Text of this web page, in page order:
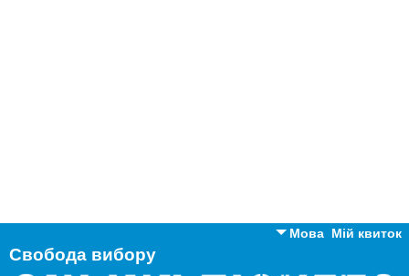
Мій квиток
Мова
Свобода вибору